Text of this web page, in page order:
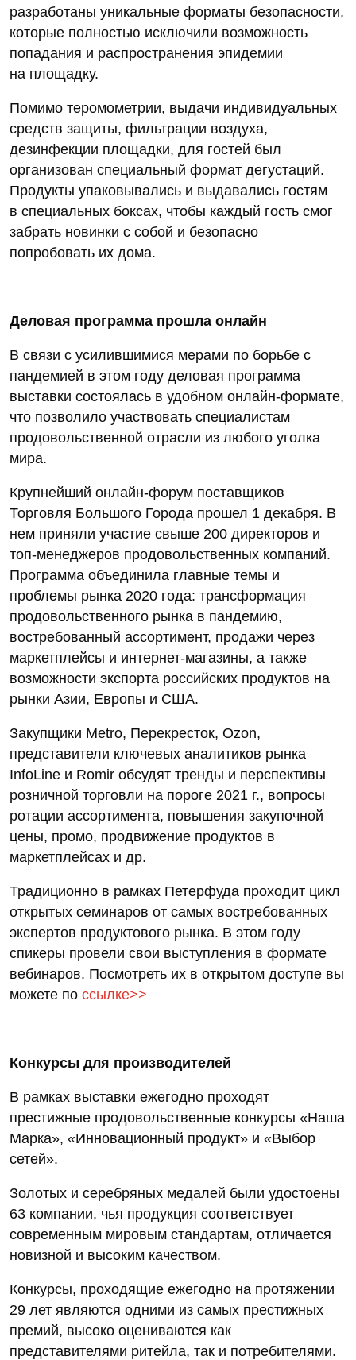
разработаны уникальные форматы безопасности,
которые полностью исключили возможность
попадания и распространения эпидемии
на площадку.
Помимо теромометрии, выдачи индивидуальных
средств защиты, фильтрации воздуха,
дезинфекции площадки, для гостей был
организован специальный формат дегустаций.
Продукты упаковывались и выдавались гостям
в специальных боксах, чтобы каждый гость смог
забрать новинки с собой и безопасно
попробовать их дома.
Деловая программа прошла онлайн
В связи с усилившимися мерами по борьбе с
пандемией в этом году деловая программа
выставки состоялась в удобном онлайн-формате,
что позволило участвовать специалистам
продовольственной отрасли из любого уголка
мира.
Крупнейший онлайн-форум поставщиков
Торговля Большого Города прошел 1 декабря. В
нем приняли участие свыше 200 директоров и
топ-менеджеров продовольственных компаний.
Программа объединила главные темы и
проблемы рынка 2020 года: трансформация
продовольственного рынка в пандемию,
востребованный ассортимент, продажи через
маркетплейсы и интернет-магазины, а также
возможности экспорта российских продуктов на
рынки Азии, Европы и США.
Закупщики Metro, Перекресток, Ozon,
представители ключевых аналитиков рынка
InfoLine и Romir обсудят тренды и перспективы
розничной торговли на пороге 2021 г., вопросы
ротации ассортимента, повышения закупочной
цены, промо, продвижение продуктов в
маркетплейсах и др.
Традиционно в рамках Петерфуда проходит цикл
открытых семинаров от самых востребованных
экспертов продуктового рынка. В этом году
спикеры провели свои выступления в формате
вебинаров. Посмотреть их в открытом доступе вы
можете по ссылке>>
Конкурсы для производителей
В рамках выставки ежегодно проходят
престижные продовольственные конкурсы «Наша
Марка», «Инновационный продукт» и «Выбор
сетей».
Золотых и серебряных медалей были удостоены
63 компании, чья продукция соответствует
современным мировым стандартам, отличается
новизной и высоким качеством.
Конкурсы, проходящие ежегодно на протяжении
29 лет являются одними из самых престижных
премий, высоко оцениваются как
представителями ритейла, так и потребителями.